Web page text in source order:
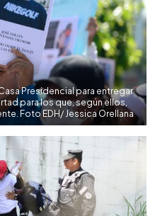
Presidencial para entregar
para los que, según ellos,
Foto EDH/ Jessica Orellana